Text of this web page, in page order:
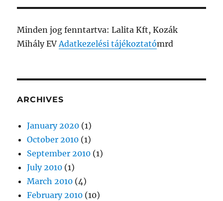
Minden jog fenntartva: Lalita Kft, Kozák
Mihály EVAdatkezelési tájékoztatómrd
ARCHIVES
January 2020 (1)
October 2010 (1)
September 2010 (1)
July 2010 (1)
March 2010 (4)
February 2010 (10)